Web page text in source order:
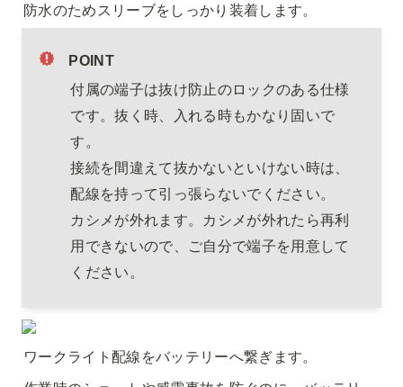
防水のためスリーブをしっかり装着します。
POINT
付属の端子は抜け防止のロックのある仕様
です。抜く時、入れる時もかなり固いで
す。
接続を間違えて抜かないといけない時は、
配線を持って引っ張らないでください。
カシメが外れます。カシメが外れたら再利
用できないので、ご自分で端子を用意して
ください。
ワークライト配線をバッテリーへ繋ぎます。